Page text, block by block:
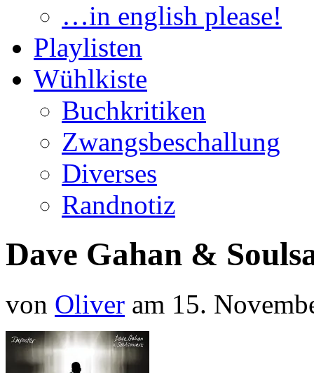
…in english please!
Playlisten
Wühlkiste
Buchkritiken
Zwangsbeschallung
Diverses
Randnotiz
Dave Gahan &
von Oliver am 15.